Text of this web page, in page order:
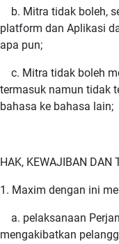
b. Mitra tidak boleh,
platform dan Aplikasi
apa pun;
c. Mitra tidak boleh
termasuk namun tidak
bahasa ke bahasa lain;
HAK, KEWAJIBAN DAN
1. Maxim dengan ini
a. pelaksanaan
mengakibatkan